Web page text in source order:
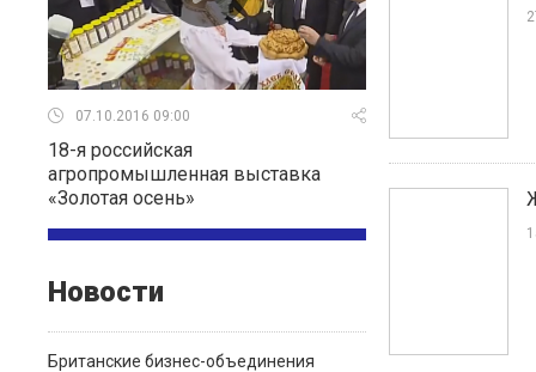
07.10.2016 09:00
18-я российская
агропромышленная выставка
«Золотая осень»
Новости
Британские бизнес-объединения